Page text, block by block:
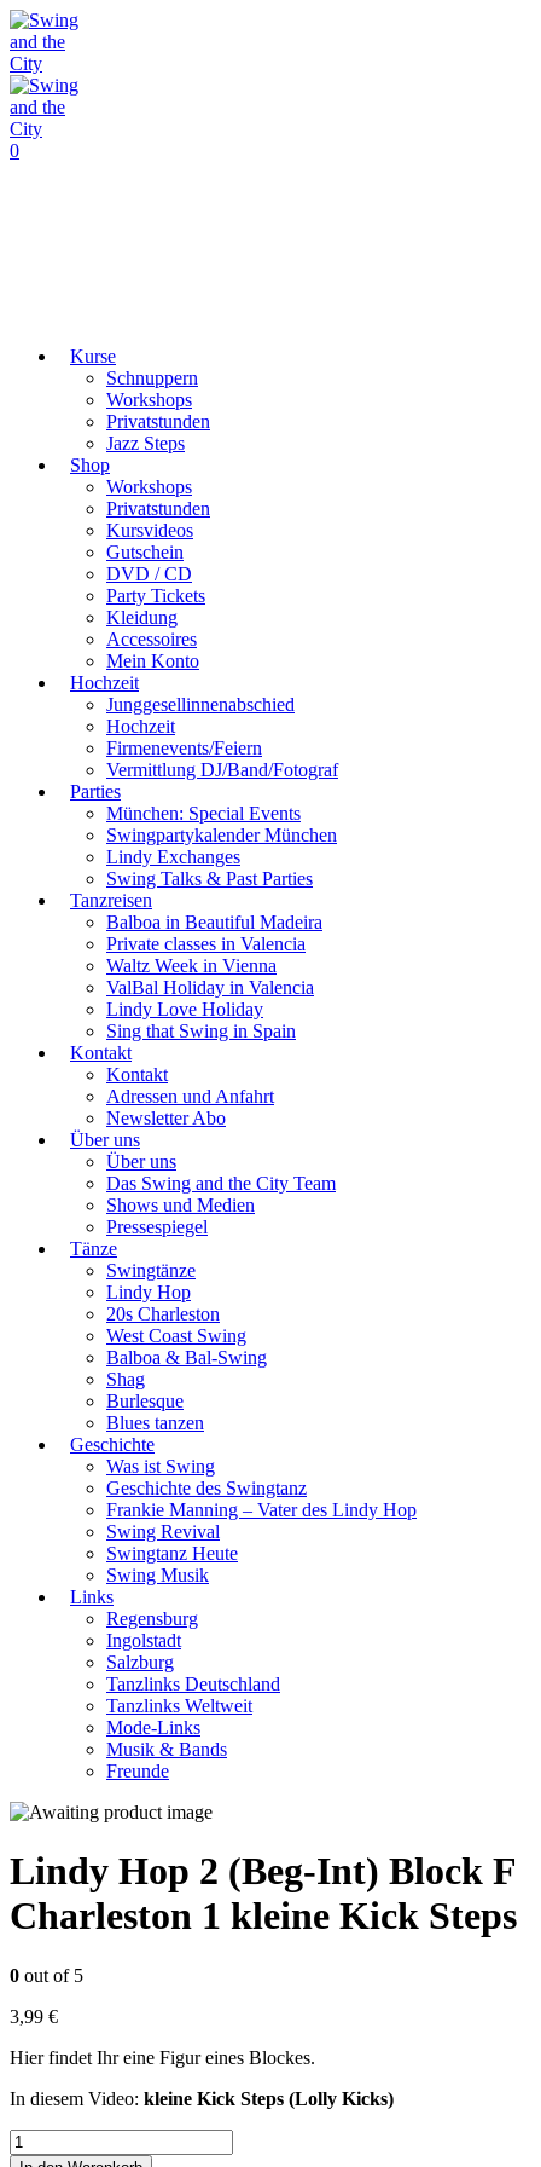
0
Kurse
Schnuppern
Workshops
Privatstunden
Jazz Steps
Shop
Workshops
Privatstunden
Kursvideos
Gutschein
DVD / CD
Party Tickets
Kleidung
Accessoires
Mein Konto
Hochzeit
Junggesellinnenabschied
Hochzeit
Firmenevents/Feiern
Vermittlung DJ/Band/Fotograf
Parties
München: Special Events
Swingpartykalender München
Lindy Exchanges
Swing Talks & Past Parties
Tanzreisen
Balboa in Beautiful Madeira
Private classes in Valencia
Waltz Week in Vienna
ValBal Holiday in Valencia
Lindy Love Holiday
Sing that Swing in Spain
Kontakt
Kontakt
Adressen und Anfahrt
Newsletter Abo
Über uns
Über uns
Das Swing and the City Team
Shows und Medien
Pressespiegel
Tänze
Swingtänze
Lindy Hop
20s Charleston
West Coast Swing
Balboa & Bal-Swing
Shag
Burlesque
Blues tanzen
Geschichte
Was ist Swing
Geschichte des Swingtanz
Frankie Manning – Vater des Lindy Hop
Swing Revival
Swingtanz Heute
Swing Musik
Links
Regensburg
Ingolstadt
Salzburg
Tanzlinks Deutschland
Tanzlinks Weltweit
Mode-Links
Musik & Bands
Freunde
Lindy Hop 2 (Beg-Int) Block F
Charleston 1 kleine Kick Steps
0 out of 5
3,99 €
Hier findet Ihr eine Figur eines Blockes.
In diesem Video: kleine Kick Steps (Lolly Kicks)
Lindy
Hop